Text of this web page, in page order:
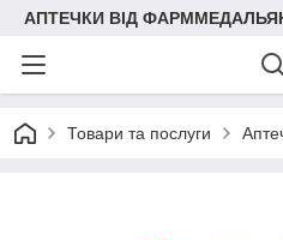
АПТЕЧКИ ВІД
Товари та послуги